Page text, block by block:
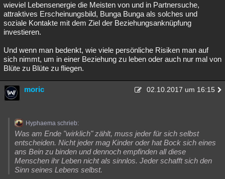
wieviel Lebensenergie die Meisten von und in Partnersuche,
attraktives Erscheinungsbild, Bunga Bunga als solches und
soziale Kontakte mit dem Ziel der Beziehungsanknüpfung
investieren.
Und wenn man bedenkt, wie viele persönliche Risiken man auf
sich nimmt, um in einer Beziehung zu leben oder auch nur mal von
Blüte zu Blüte zu fliegen.
moric 02.10.2017 um 16:15
Hyphaema schrieb:
Was am Ende "wirklich" zählt, muss jeder für sich selbst
entscheiden. Nicht jeder mag Kinder oder hat Bock sich eines
ans Bein zu binden und dennoch empfinden all diese
Menschen ihr Leben nicht als sinnlos. Jeder schafft sich den
Sinn seines Lebens selbst.